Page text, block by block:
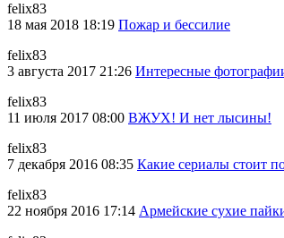
felix83
18 мая 2018 18:19 Пожар и бессилие
felix83
3 августа 2017 21:26 Интересные
felix83
11 июля 2017 08:00 ВЖУХ! И нет лысины!
felix83
7 декабря 2016 08:35 Какие сериалы стоит
felix83
22 ноября 2016 17:14 Армейские сухие